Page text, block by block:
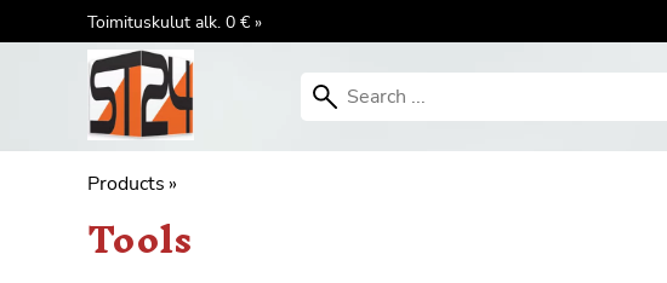
Toimituskulut alk. 0 € »
Products ‪»
Tools